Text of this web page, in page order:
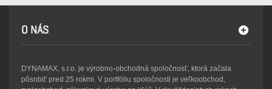
O NÁS
DYNAMAX, s.r.o. je výrobno-obchodná spoločnosť, ktorá začala
pôsobiť pred 25 rokmi. V portfóliu spoločnosti je veľkoobchod,